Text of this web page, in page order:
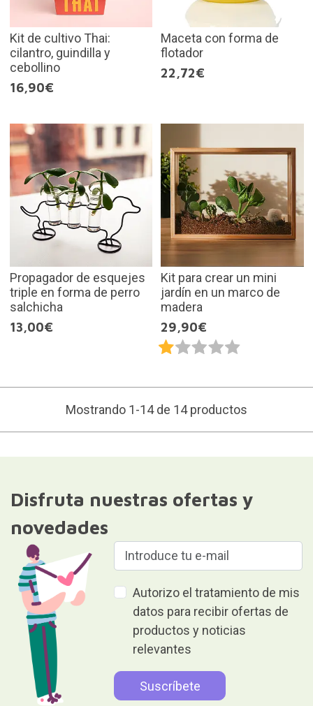
Kit de cultivo Thai:
cilantro, guindilla y
cebollino
16,90€
Maceta con forma de
flotador
22,72€
Propagador de esquejes
triple en forma de perro
salchicha
13,00€
Kit para crear un mini
jardín en un marco de
madera
29,90€
Mostrando 1-14 de 14 productos
Disfruta nuestras ofertas y
novedades
Autorizo el tratamiento de mis
datos para recibir ofertas de
productos y noticias
relevantes